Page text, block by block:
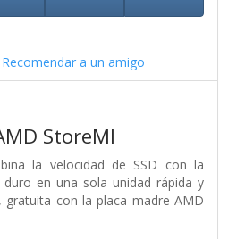
Recomendar a un amigo
StoreMI
la velocidad de SSD con la
duro en una sola unidad rápida y
gratuita con la placa madre AMD